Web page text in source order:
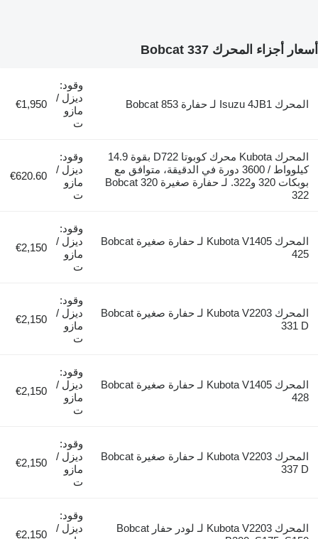
أسعار أجزاء المحرك Bobcat 337
المحرك Isuzu 4JB1 لـ حفارة Bobcat 853
وقود:
ديزل /
مازو
ت
€1,950
المحرك Kubota محرك كوبوتا D722 بقوة 14.9
كيلوواط / 3600 دورة في الدقيقة، متوافق مع
بوبكات 320 و322. لـ حفارة صغيرة Bobcat 320
322
وقود:
ديزل /
مازو
ت
€620.60
المحرك Kubota V1405 لـ حفارة صغيرة Bobcat
425
وقود:
ديزل /
مازو
ت
€2,150
المحرك Kubota V2203 لـ حفارة صغيرة Bobcat
331 D
وقود:
ديزل /
مازو
ت
€2,150
المحرك Kubota V1405 لـ حفارة صغيرة Bobcat
428
وقود:
ديزل /
مازو
ت
€2,150
المحرك Kubota V2203 لـ حفارة صغيرة Bobcat
337 D
وقود:
ديزل /
مازو
ت
€2,150
المحرك Kubota V2203 لـ لودر حفار Bobcat
وقود:
ديزل /
€2,150